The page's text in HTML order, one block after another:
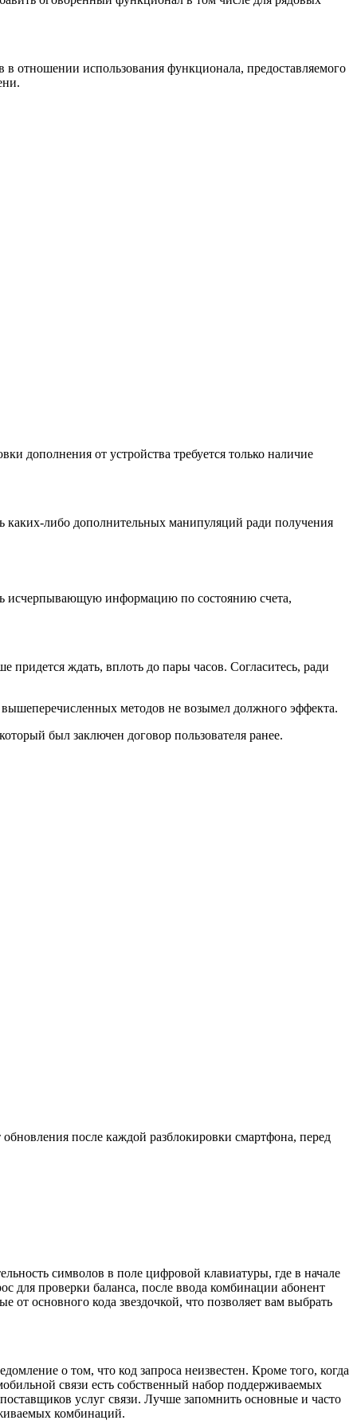
отношении использования функционала, предоставляемого
дополнения от устройства требуется только наличие
каких-либо дополнительных манипуляций ради получения
исчерпывающую информацию по состоянию счета,
придется ждать, вплоть до пары часов. Согласитесь, ради
вышеперечисленных методов не возымел должного эффекта.
был заключен договор пользователя ранее.
после каждой разблокировки смартфона, перед
символов в поле цифровой клавиатуры, где в начале
для проверки баланса, после ввода комбинации абонент
основного кода звездочкой, что позволяет вам выбрать
о том, что код запроса неизвестен. Кроме того, когда
связи есть собственный набор поддерживаемых
услуг связи. Лучше запомнить основные и часто
комбинаций.